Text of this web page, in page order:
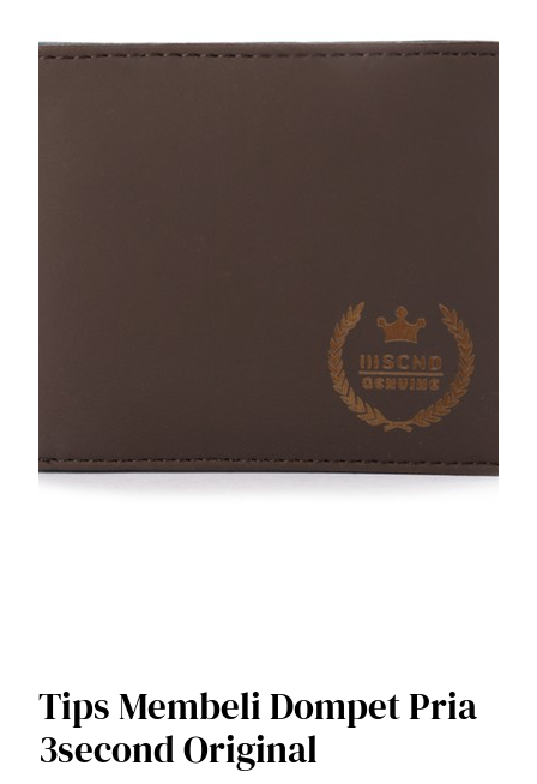
Tips Membeli Dompet Pria
3second Original